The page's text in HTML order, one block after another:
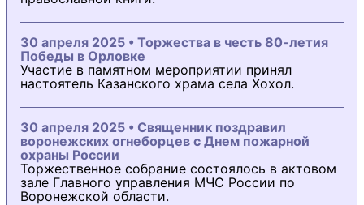
30 апреля 2025 • Торжества в честь 80-летия
Победы в Орловке
Участие в памятном мероприятии принял
настоятель Казанского храма села Хохол.
30 апреля 2025 • Священник поздравил
воронежских огнеборцев с Днем пожарной
охраны России
Торжественное собрание состоялось в актовом
зале Главного управления МЧС России по
Воронежской области.